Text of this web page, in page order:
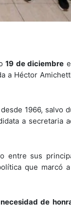
19 de diciembre
a Héctor
1966, salvo
a secretaria
entre sus
que marcó
de